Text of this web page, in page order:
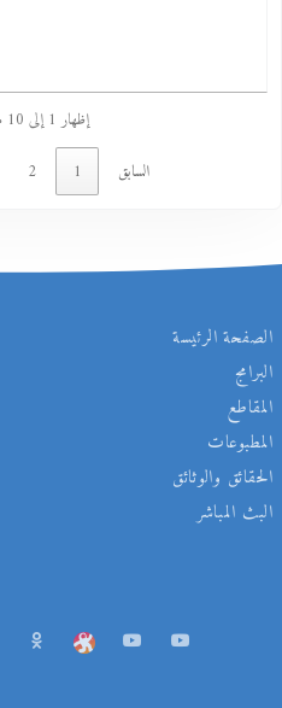
إظهار 1 إلى 10 من أصل 40
السابق
الصفحة الرئيسة
البرامج
المقاطع
المطبوعات
الحقائق والوثائق
البث المباشر